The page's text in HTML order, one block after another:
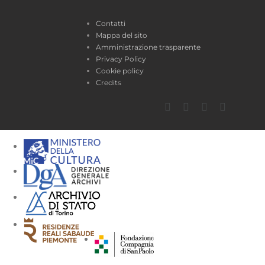
Contatti
Mappa del sito
Amministrazione trasparente
Privacy Policy
Cookie policy
Credits
Facebook
TwitterYouTube